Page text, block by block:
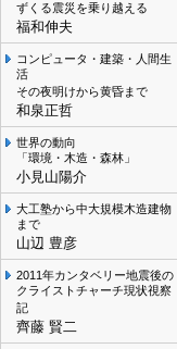
ずくる震災を乗り越える
福和伸夫
コンピュータ・建築・人間生
活
その夜明けから黄昏まで
和泉正哲
世界の動向
「環境・木造・森林」
小見山陽介
大工塾から中大規模木造建物
まで
山辺 豊彦
2011年カンタベリー地震後の
クライストチャーチ現状視察
記
齊藤 賢二